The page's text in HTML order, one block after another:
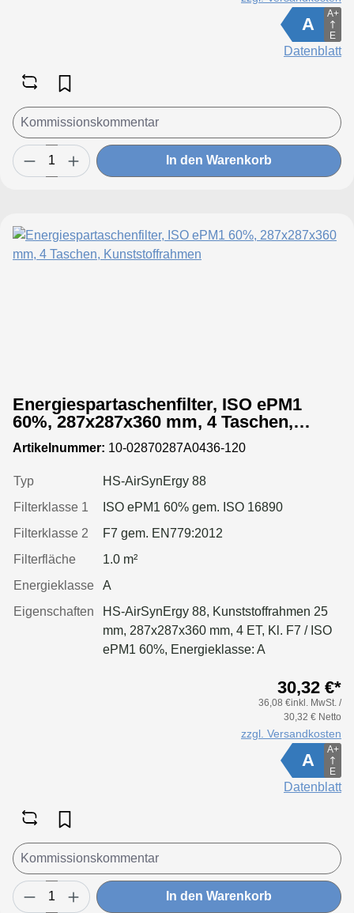
A
A+
E
Datenblatt
In den Warenkorb
Energiespartaschenfilter, ISO ePM1
60%, 287x287x360 mm, 4 Taschen,
Kunststoffrahmen
Artikelnummer: 10-02870287A0436-120
Typ
HS-AirSynErgy 88
Filterklasse 1
ISO ePM1 60% gem. ISO 16890
Filterklasse 2
F7 gem. EN779:2012
Filterfläche
1.0 m²
Energieklasse
A
Eigenschaften
HS-AirSynErgy 88, Kunststoffrahmen 25
mm, 287x287x360 mm, 4 ET, Kl. F7 / ISO
ePM1 60%, Energieklasse: A
30,32 €*
36,08 €inkl. MwSt. /
30,32 € Netto
zzgl. Versandkosten
A
A+
E
Datenblatt
In den Warenkorb